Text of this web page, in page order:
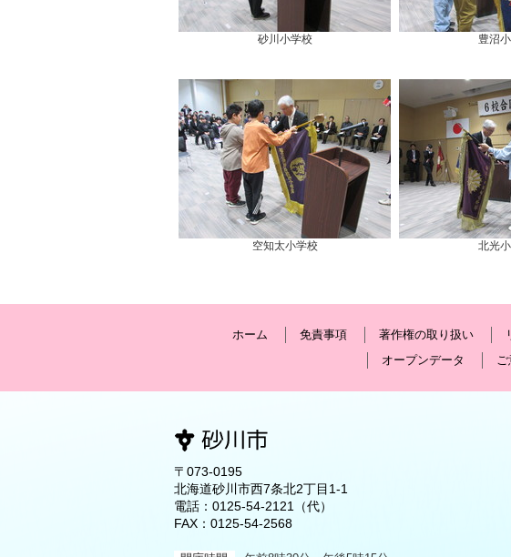
砂川小学校 豊沼
空知太小学校 北光
ホーム 免責事項 著作権の取り扱い
オープンデータ
〒073-0195
北海道砂川市西7条北2丁目1-1
電話： 0125-54-2121
（代）
FAX：0125-54-2568